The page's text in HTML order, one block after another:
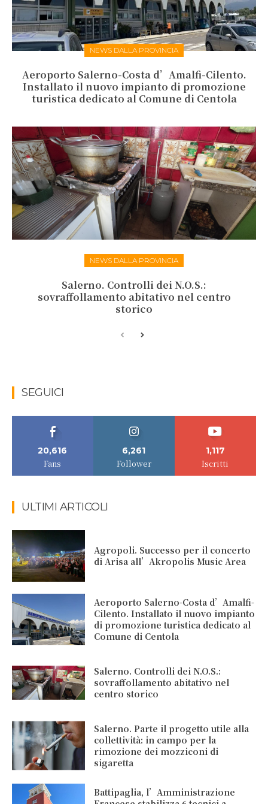
NEWS DALLA PROVINCIA
Aeroporto Salerno-Costa d’Amalfi-Cilento.
Installato il nuovo impianto di promozione
turistica dedicato al Comune di Centola
NEWS DALLA PROVINCIA
Salerno. Controlli dei N.O.S.:
sovraffollamento abitativo nel centro
storico
SEGUICI
20,616
Fans
6,261
Follower
1,117
Iscritti
ULTIMI ARTICOLI
Agropoli. Successo per il concerto
di Arisa all’Akropolis Music Area
Aeroporto Salerno-Costa d’Amalfi-
Cilento. Installato il nuovo impianto
di promozione turistica dedicato al
Comune di Centola
Salerno. Controlli dei N.O.S.:
sovraffollamento abitativo nel
centro storico
Salerno. Parte il progetto utile alla
collettività: in campo per la
rimozione dei mozziconi di
sigaretta
Battipaglia, l’Amministrazione